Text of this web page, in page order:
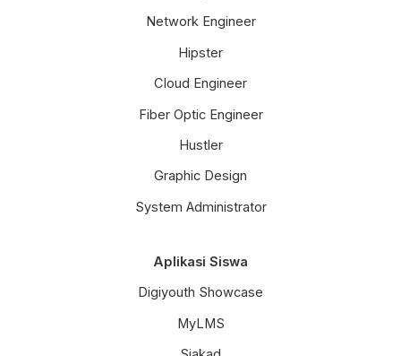
Network Engineer
Hipster
Cloud Engineer
Fiber Optic Engineer
Hustler
Graphic Design
System Administrator
Aplikasi Siswa
Digiyouth Showcase
MyLMS